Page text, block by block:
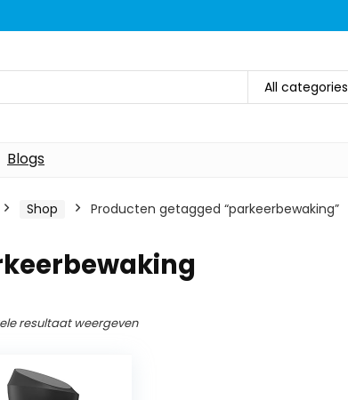
All categories
Blogs
Shop Producten getagged “parkeerbewaking”
resultaat weergeven